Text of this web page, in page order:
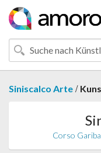
Siniscalco Arte /
Corso